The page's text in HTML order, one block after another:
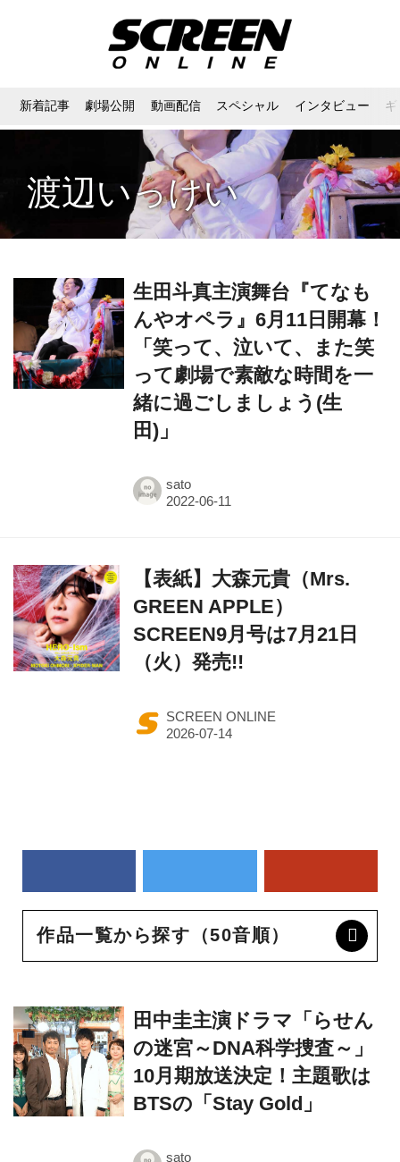
新着記事 劇場公開 動画配信 スペシャル インタビュー
渡辺いっけい
生田斗真主演舞台『てなも
んやオペラ』6月11日開幕！
「笑って、泣いて、また笑
って劇場で素敵な時間を一
緒に過ごしましょう(生
田)」
sato
【表紙】大森元貴（Mrs.
GREEN APPLE）
SCREEN9月号は7月21日
（火）発売!!
SCREEN ONLINE
作品一覧から探す（50音順）
10月期放送決定！主題歌は
BTSの「Stay Gold」
sato